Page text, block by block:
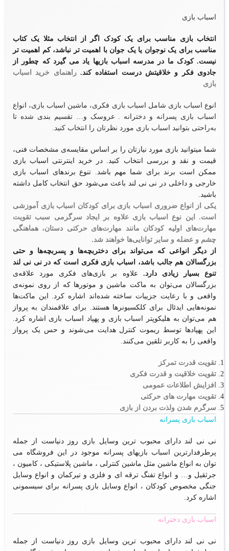
اسباب بازی
انتخاب بازی مناسب برای یک کودک اگر از انتخاب مثلا یک کتاب
مناسب برای یک نوجوان یا یک جوان با اهمیت تر نباشد، کم اهمیت تر
نیست. کودک ما در مدرسه اسباب بازیها یاد می گیرد که چطور از
جادوی فکر و خلاقیتش درست استفاده کند.راهنمای خرید اسباب
بازی
انوع اسباب بازی شامل اسباب بازی فکری، ماشین اسباب بازی، انواع
اسباب بازی پسرانه و دخترانه . عروسک و… تقسیم بندی شده تا
به‌راحتی بتوانید اسباب بازی مورد نظرتان را انتخاب کنید.
شما میتوانید بازی مورد نیازتان را بر اساس مقایسه‌ی مشخصات فنی،
قیمت و نقد و بررسی انتخاب کنید. در خرید اینترنتی اسباب بازی
ممکن است برند برای شما مهم باشد. تنوع برندهای اسباب بازی
خارجی و داخلی در نی نی لند باعث می‌شود حق انتخاب کامل داشته
باشید.
یکی از انواع ضروری اسباب بازی برای کودکان اسباب بازی آموزشی
است. این نوع اسباب بازی علاوه بر ایجاد سرگرمی سبب تقویت
مهارت‌های اولیه کودکان مانند مهارت‌های حرکتی دستان، هماهنگی
چشم و عضله و سایر توانایی‌ها خواهند شد.
از دیگر انواعی که می‌تواند برای دختربچه‌ها و پسربچه‌ها و حتی
بزرگسالان هم جالب باشد، اسباب بازی فکری است که در نی نی لند
تنوع بسیار زیادی دارد. علاوه بر بازی‌های فکری مورد علاقه‌ی
بزرگسالان می‌توان به ماکت ماشین و موتورها که از روی نمونه‌ی
واقعی و با رعایت جزییات ساخته شده‌اند اشاره کرد. این ماکت‌ها
نمونه‌هایی ایدئال برای کلکسیونرها هستند. برای علاقمندان به پرواز
هم می‌توان به هلیکوپتر اسباب بازی و پهپاد اسباب بازی اشاره کرد.
این پهپادها توسط ریموت کنترل هدایت می‌شوند و حس یک پرواز
واقعی را به کاربر تلقین می‌کنند.
تقویت قدرت تمرکز
تقویت خلاقیت و قدرت فکری
افزایش اطلاعات عمومی
تقویت مهارت های حرکتی
سرگرم شدن ولذت بردن از بازی
اسباب بازی پسرانه
نی نی لند دارای محبوب ترین وسایل بازی روز دنیاست از جمله
پرطرفدارترین اسباب بازیهای پسرانه موجود در این فروشگاه می
توان به انواع ماشین مثل ماشین کنترلی ، ماشین پلاستیکی ، کامیون ،
جرثقیل و… و انواع تفنگ ترقه ای و فلزی و تیرکمان و انواع وسایل
جنگی مخصوص کودکان ، انواع وسایل بازی پسرانه برای سیسمونی
اشاره کرد.
اسباب بازی دخترانه
نی نی لند دارای محبوب ترین وسایل بازی روز دنیاست از جمله